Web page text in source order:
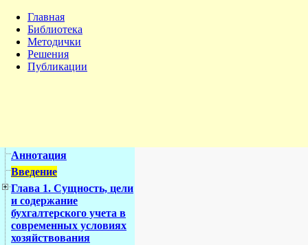
Главная
Библиотека
Методички
Решения
Публикации
Аннотация
Введение
Глава 1. Сущность, цели
и содержание
бухгалтерского учета в
современных условиях
хозяйствования